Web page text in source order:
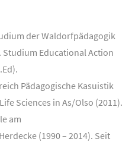
der Waldorfpädagogik
Educational Action
Pädagogische Kasuistik
Sciences in As/Olso (2011).
am
(1990 – 2014). Seit